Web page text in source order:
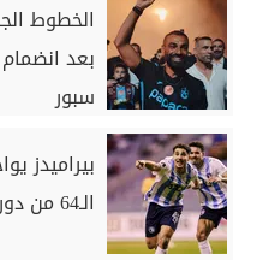
الخطوط
بعد
سبور
بيراميدز
الـ64 من دوري أبطال إفريقيا